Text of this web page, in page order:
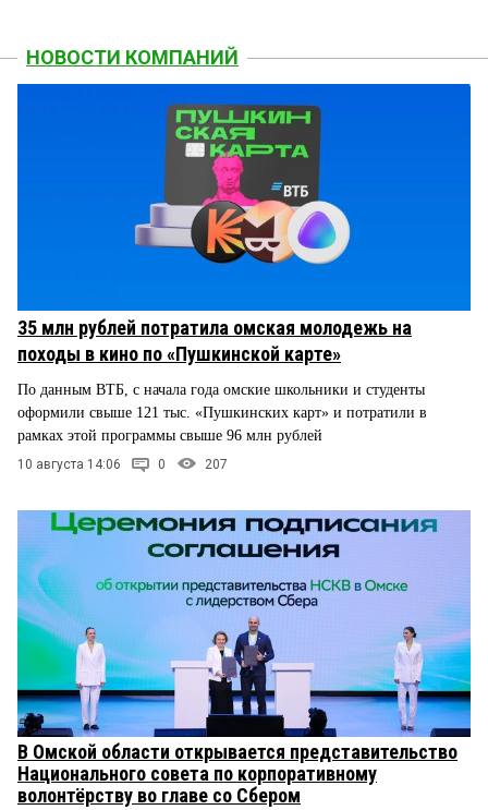
НОВОСТИ КОМПАНИЙ
35 млн рублей потратила омская молодежь на
походы в кино по «Пушкинской карте»
По данным ВТБ, с начала года омские школьники и студенты
оформили свыше 121 тыс. «Пушкинских карт» и потратили в
рамках этой программы свыше 96 млн рублей
10 августа 14:06 0 207
В Омской области открывается представительство
Национального совета по корпоративному
волонтёрству во главе со Сбером